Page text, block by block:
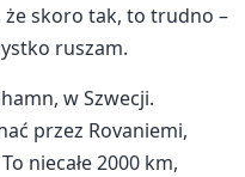
że skoro tak, to trudno –
ruszam.
w Szwecji.
przez Rovaniemi,
niecałe 2000 km,